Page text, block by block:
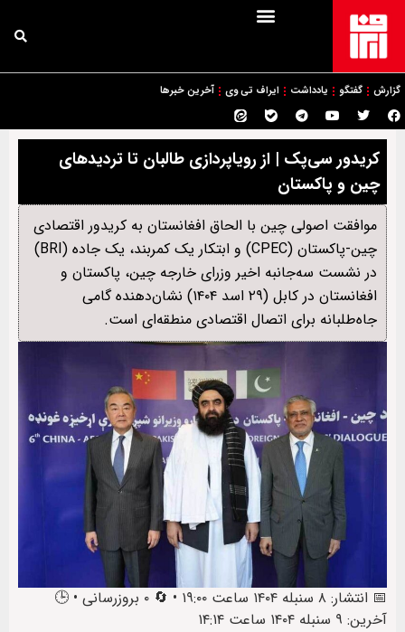
گزارش گفتگو یادداشت ایراف تی وی آخرین خبرها
کریدور سی‌پک | از رویاپردازی طالبان تا تردیدهای
چین و پاکستان
موافقت اصولی چین با الحاق افغانستان به کریدور اقتصادی
چین-پاکستان (CPEC) و ابتکار یک کمربند، یک جاده (BRI)
در نشست سه‌جانبه اخیر وزرای خارجه چین، پاکستان و
افغانستان در کابل (۲۹ اسد ۱۴۰۴) نشان‌دهنده گامی
جاه‌طلبانه برای اتصال اقتصادی منطقه‌ای است.
📅 انتشار: ۸ سنبله ۱۴۰۴ ساعت ۱۹:۰۰ • 🔄 ۰ بروزرسانی • 🕒
آخرین: ۹ سنبله ۱۴۰۴ ساعت ۱۴:۱۴